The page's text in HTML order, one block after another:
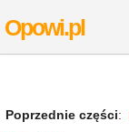
Opowi.pl
Poprzednie części: